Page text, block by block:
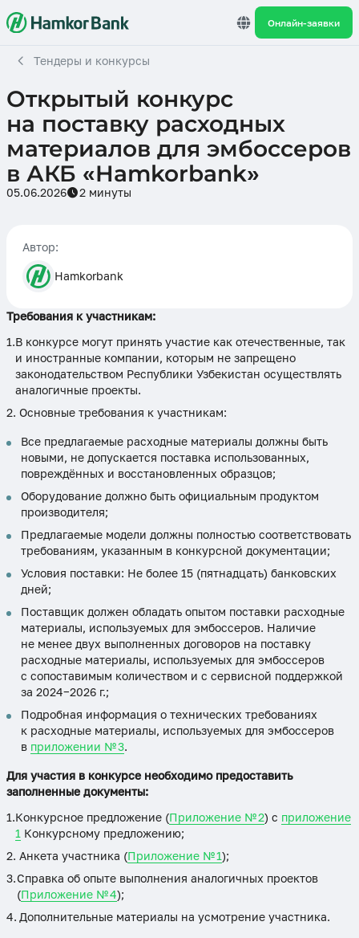
Онлайн-заявки
Тендеры и конкурсы
Открытый конкурс
на поставку расходных
материалов для эмбоссеров
в АКБ «Hamkorbank»
05.06.2026 2 минуты
Автор:
Hamkorbank
Требования к участникам:
В конкурсе могут принять участие как отечественные, так
и иностранные компании, которым не запрещено
законодательством Республики Узбекистан осуществлять
аналогичные проекты.
Основные требования к участникам:
Все предлагаемые расходные материалы должны быть
новыми, не допускается поставка использованных,
повреждённых и восстановленных образцов;
Оборудование должно быть официальным продуктом
производителя;
Предлагаемые модели должны полностью соответствовать
требованиям, указанным в конкурсной документации;
Условия поставки: Не более 15 (пятнадцать) банковских
дней;
Поставщик должен обладать опытом поставки расходные
материалы, используемых для эмбоссеров. Наличие
не менее двух выполненных договоров на поставку
расходные материалы, используемых для эмбоссеров
с сопоставимым количеством и с сервисной поддержкой
за 2024−2026 г.;
Подробная информация о технических требованиях
к расходные материалы, используемых для эмбоссеров
в приложении № 3.
Для участия в конкурсе необходимо предоставить
заполненные документы:
Конкурсное предложение (Приложение № 2) с приложение
1 Конкурсному предложению;
Анкета участника (Приложение № 1);
Справка об опыте выполнения аналогичных проектов
(Приложение № 4);
Дополнительные материалы на усмотрение участника.